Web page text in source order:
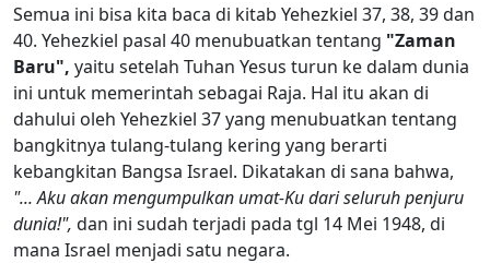
Semua ini bisa kita baca di kitab Yehezkiel 37, 38, 39 dan
40. Yehezkiel pasal 40 menubuatkan tentang "Zaman
Baru", yaitu setelah Tuhan Yesus turun ke dalam dunia
ini untuk memerintah sebagai Raja. Hal itu akan di
dahului oleh Yehezkiel 37 yang menubuatkan tentang
bangkitnya tulang-tulang kering yang berarti
kebangkitan Bangsa Israel. Dikatakan di sana bahwa,
"... Aku akan mengumpulkan umat-Ku dari seluruh penjuru
dunia!", dan ini sudah terjadi pada tgl 14 Mei 1948, di
mana Israel menjadi satu negara.